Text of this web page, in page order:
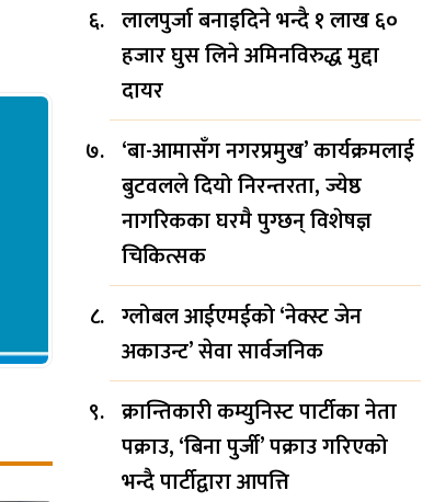
लालपुर्जा बनाइदिने भन्दै १ लाख ६०
हजार घुस लिने अमिनविरुद्ध मुद्दा
दायर
‘बा-आमासँग नगरप्रमुख’ कार्यक्रमलाई
बुटवलले दियो निरन्तरता, ज्येष्ठ
नागरिकका घरमै पुग्छन् विशेषज्ञ
चिकित्सक
ग्लोबल आईएमईको ‘नेक्स्ट जेन
अकाउन्ट’ सेवा सार्वजनिक
क्रान्तिकारी कम्युनिस्ट पार्टीका नेता
पक्राउ, ‘बिना पुर्जी’ पक्राउ गरिएको
भन्दै पार्टीद्वारा आपत्ति